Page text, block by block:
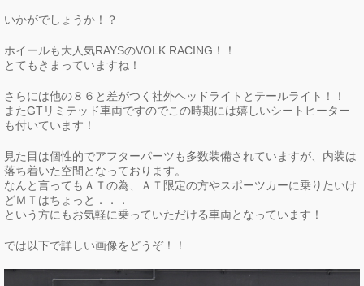
いかがでしょうか！？
ホイールも大人気RAYSのVOLK RACING！！
とてもきまっていますね！
さらには他の８６と差がつく社外ヘッドライトとテールライト！！
またGTリミテッド車両ですのでこの時期には嬉しいシートヒーター
も付いています！
見た目は個性的でアフターパーツも多数装備されていますが、内装は
落ち着いた空間となっております。
なんと言ってもＡＴの為、ＡＴ限定の方やスポーツカーに乗りたいけ
どＭＴはちょっと．．．
という方にもお気軽に乗っていただける車両となっています！
では以下で詳しい画像をどうぞ！！